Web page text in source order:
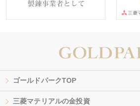
ゴールドパークTOP
三菱マテリアルの金投資